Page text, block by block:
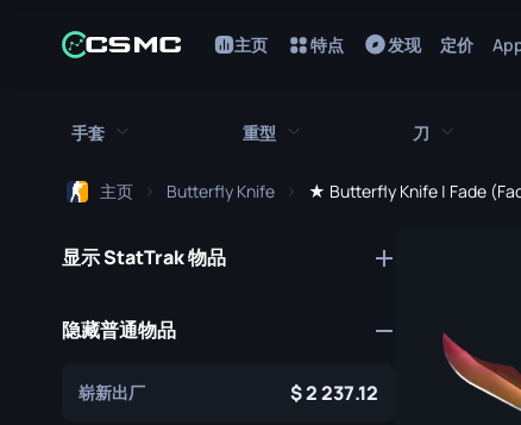
主页 特点 发现 定价
手套
猎犬手套
折断的牙齿手套
重型 刀
蝴蝶刀
经典刀
主页 Butterfly Knife ★ Butterfly Knife | Fade
显示 StatTrak 物品
隐藏普通物品
崭新出厂 2 237.12